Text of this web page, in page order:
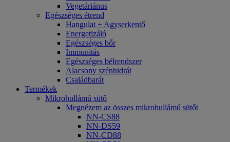
Vegetáriánus
Egészséges étrend
Hangulat + Agyserkentő
Energetizáló
Egészséges bőr
Immunitás
Egészséges bélrendszer
Alacsony szénhidrát
Családbarát
Termékek
Mikrohullámú sütő
Megnézem az összes mikrohullámú sütőt
NN-CS88
NN-DS59
NN-CD88